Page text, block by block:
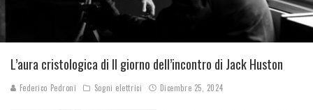
L’aura cristologica di Il giorno dell’incontro di Jack Huston
Federico Pedroni Sogni elettrici Dicembre 25, 2024